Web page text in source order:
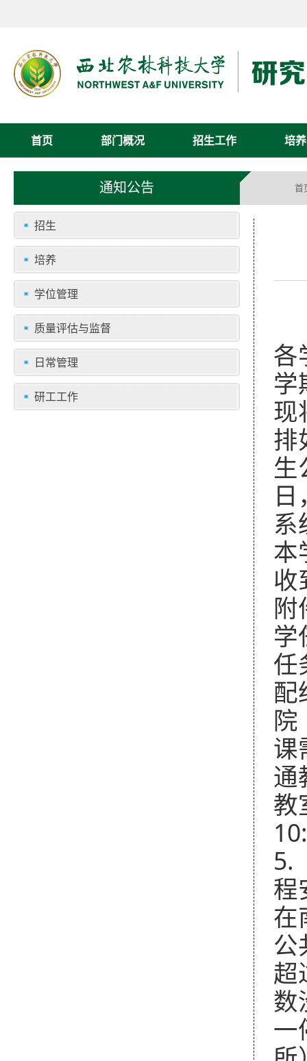
首页 部门概况 招生工作 培
通知公告 首
招生
培养
学位管理
质量评估与监督
日常管理
研工工作
各
学
现
排
生
系
本
收
附
学
任
配
院
课
通
教
5.
程
在
公
超
数
一